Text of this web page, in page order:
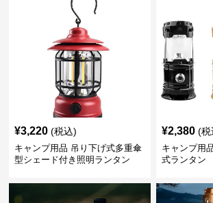
¥3,220 (税込)
キャンプ用品 吊り下げ式多重傘
型シェード付き照明ランタン
¥2,380 (税
キャンプ用
式ランタン